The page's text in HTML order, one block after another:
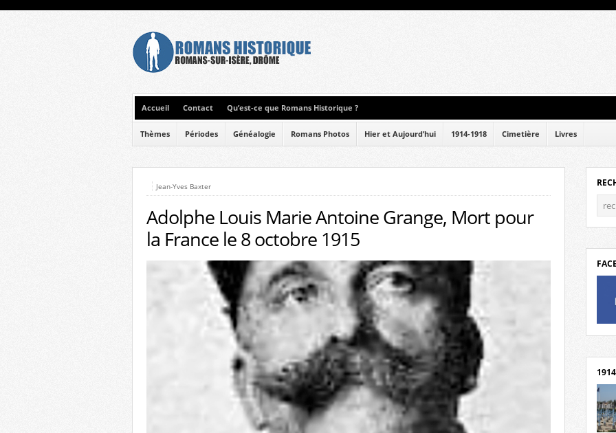
Accueil Contact Qu’est-ce que Romans Historique ?
Thèmes Périodes Généalogie Romans Photos Hier et Aujourd’hui 1914-1918 Cimetière Livres
Jean-Yves Baxter
Adolphe Louis Marie Antoine Grange, Mort pour
la France le 8 octobre 1915